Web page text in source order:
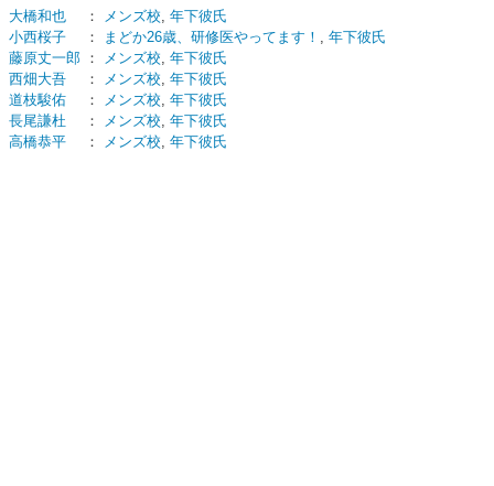
大橋和也 ： メンズ校, 年下彼氏
小西桜子
： まどか26歳、研修医やってます！ , 年下彼氏
藤原丈一郎 ： メンズ校, 年下彼氏
西畑大吾
： メンズ校, 年下彼氏
道枝駿佑
： メンズ校, 年下彼氏
長尾謙杜
： メンズ校, 年下彼氏
高橋恭平
： メンズ校, 年下彼氏